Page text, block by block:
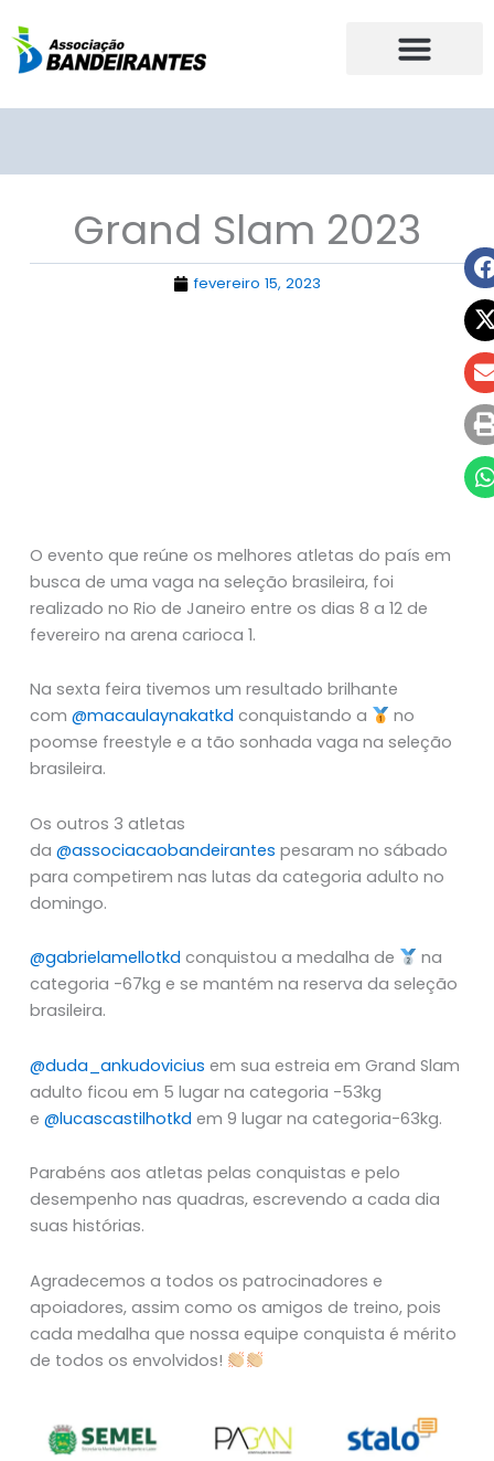
para
Grand Slam 2023
fevereiro 15, 2023
O evento que reúne os melhores atletas do país em
busca de uma vaga na seleção brasileira, foi
realizado no Rio de Janeiro entre os dias 8 a 12 de
fevereiro na arena carioca 1.
Na sexta feira tivemos um resultado brilhante
com @macaulaynakatkd conquistando a
no
poomse freestyle e a tão sonhada vaga na seleção
brasileira.
Os outros 3 atletas
da @associacaobandeirantes pesaram no sábado
para competirem nas lutas da categoria adulto no
domingo.
@gabrielamellotkd conquistou a medalha de
na
categoria -67kg e se mantém na reserva da seleção
brasileira.
@duda_ankudovicius em sua estreia em Grand Slam
adulto ficou em 5 lugar na categoria -53kg
e @lucascastilhotkd em 9 lugar na categoria-63kg.
Parabéns aos atletas pelas conquistas e pelo
desempenho nas quadras, escrevendo a cada dia
suas histórias.
Agradecemos a todos os patrocinadores e
apoiadores, assim como os amigos de treino, pois
cada medalha que nossa equipe conquista é mérito
de todos os envolvidos!